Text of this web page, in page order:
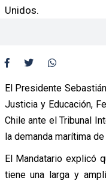
Unidos.
El Presidente
Justicia y Educación,
Chile ante el Tribunal
la demanda marítima
El Mandatario explicó
tiene una larga y